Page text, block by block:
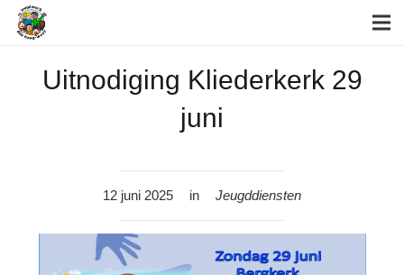
Uitnodiging Kliederkerk 29
juni
12 juni 2025 in Jeugddiensten